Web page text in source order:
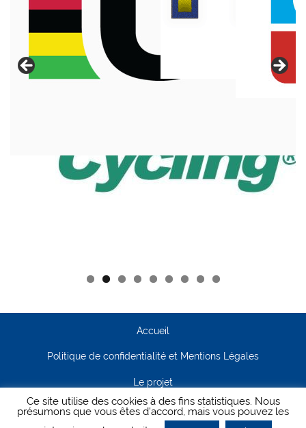
Accueil
Politique de confidentialité et Mentions Légales
Le projet
Contact
Ce site utilise des cookies à des fins statistiques. Nous
présumons que vous êtes d'accord, mais vous pouvez les